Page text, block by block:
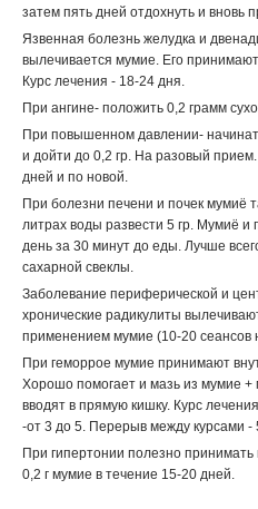
затем пять дней отдохнуть и вновь
Язвенная болезнь желудка и
вылечивается мумие. Его
Курс лечения - 18-24 дня.
При ангине- положить 0,2 грамм
При повышенном давлении-
и дойти до 0,2 гр. На разовый
дней и по новой.
При болезни печени и почек мумиё
литрах воды развести 5 гр. Мумиё и
день за 30 минут до еды. Лучше
сахарной свеклы.
Заболевание периферической и
хронические радикулиты
применением мумие (10-20 сеансов
При геморрое мумие принимают
Хорошо помогает и мазь из мумие
вводят в прямую кишку. Курс
-от 3 до 5. Перерыв между курсами -
При гипертонии полезно
0,2 г мумие в течение 15-20 дней.